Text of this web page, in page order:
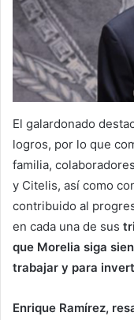
El galardonado
logros, por lo que
familia,
y Citelis, así como
contribuido al
en cada una de sus
que Morelia siga
trabajar y para
Enrique Ramírez,